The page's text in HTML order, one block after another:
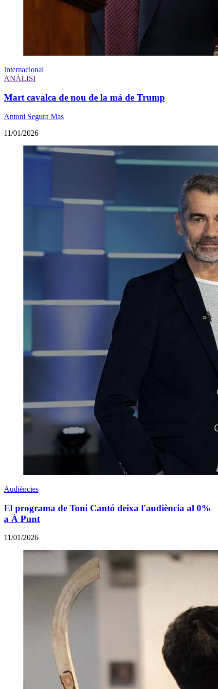
Internacional
ANÀLISI
Mart cavalca de nou de la mà de Trump
Antoni Segura Mas
11/01/2026
Audiències
El programa de Toni Cantó deixa l'audiència al 0%
a À Punt
11/01/2026